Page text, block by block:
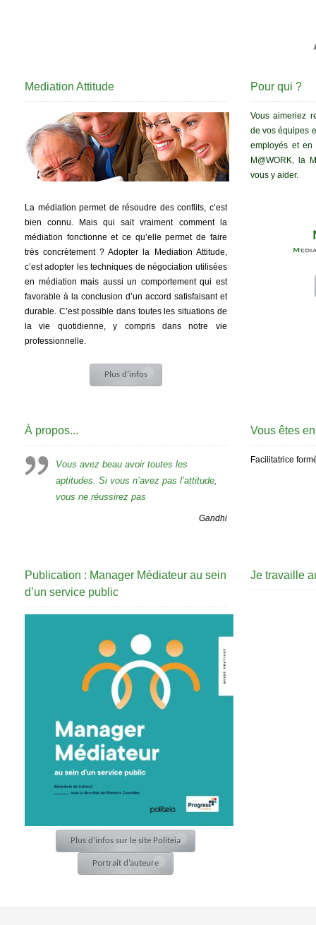
Mediation Attitude
La médiation permet de résoudre des conflits, c’est
bien connu. Mais qui sait vraiment comment la
médiation fonctionne et ce qu’elle permet de faire
très concrètement ? Adopter la Mediation Attitude,
c’est adopter les techniques de négociation utilisées
en médiation mais aussi un comportement qui est
favorable à la conclusion d’un accord satisfaisant et
durable. C’est possible dans toutes les situations de
la vie quotidienne, y compris dans notre vie
professionnelle.
Plus d’infos
Pour qui ?
Vous aimeriez
de vos équipes
employés et
M@WORK, la
vous y aider.
À propos...
Vous avez beau avoir toutes les
aptitudes. Si vous n’avez pas l’attitude,
vous ne réussirez pas
Gandhi
Vous êtes
Facilitatrice
Publication : Manager Médiateur au sein
d’un service public
Plus d’infos sur le site Politeia
Portrait d’auteure
Je travaille